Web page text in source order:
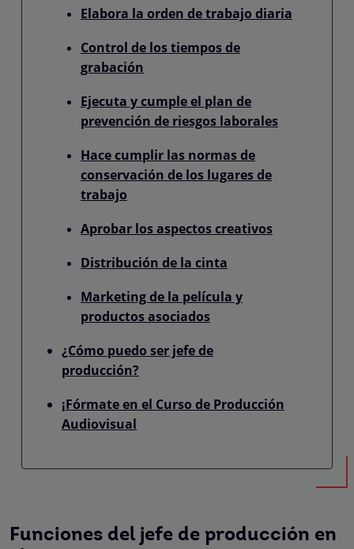
Elabora la orden de trabajo diaria
Control de los tiempos de
grabación
Ejecuta y cumple el plan de
prevención de riesgos laborales
Hace cumplir las normas de
conservación de los lugares de
trabajo
Aprobar los aspectos creativos
Distribución de la cinta
Marketing de la película y
productos asociados
¿Cómo puedo ser jefe de
producción?
¡Fórmate en el Curso de Producción
Audiovisual
Funciones del jefe de producción en